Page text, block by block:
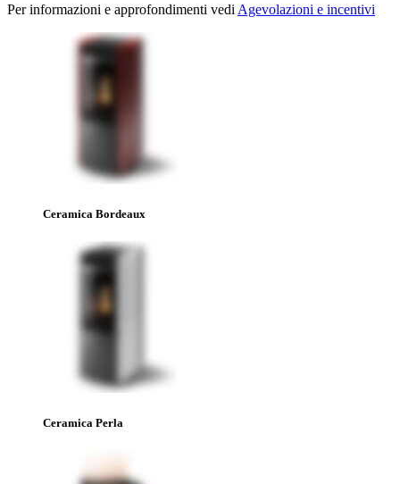
Per informazioni e approfondimenti vedi Agevolazioni e incentivi
Ceramica Bordeaux
Ceramica Perla